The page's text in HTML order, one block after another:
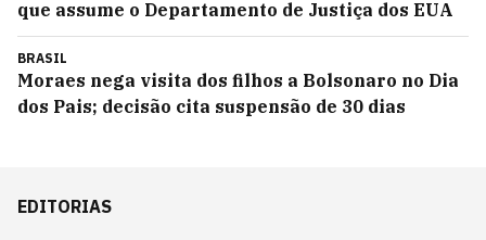
que assume o Departamento de Justiça dos EUA
BRASIL
Moraes nega visita dos filhos a Bolsonaro no Dia
dos Pais; decisão cita suspensão de 30 dias
EDITORIAS